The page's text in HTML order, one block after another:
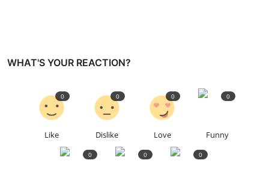
WHAT'S YOUR REACTION?
Like
0
Dislike
0
Love
0
Funny
0
0 0 0